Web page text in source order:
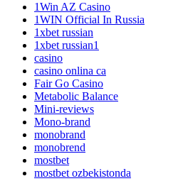
1Win AZ Casino
1WIN Official In Russia
1xbet russian
1xbet russian1
casino
casino onlina ca
Fair Go Casino
Metabolic Balance
Mini-reviews
Mono-brand
monobrand
monobrend
mostbet
mostbet ozbekistonda